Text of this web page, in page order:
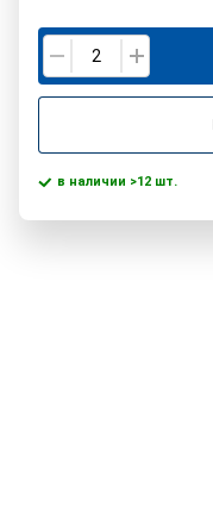
в наличии >12 шт.